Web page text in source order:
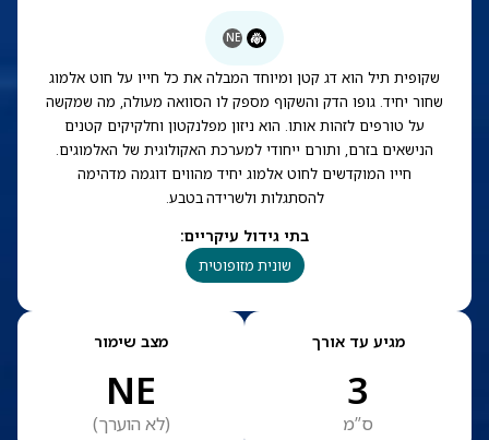
NE
שקופית תיל הוא דג קטן ומיוחד המבלה את כל חייו על חוט אלמוג
שחור יחיד. גופו הדק והשקוף מספק לו הסוואה מעולה, מה שמקשה
על טורפים לזהות אותו. הוא ניזון מפלנקטון וחלקיקים קטנים
הנישאים בזרם, ותורם ייחודי למערכת האקולוגית של האלמוגים.
חייו המוקדשים לחוט אלמוג יחיד מהווים דוגמה מדהימה
להסתגלות ולשרידה בטבע.
בתי גידול עיקריים:
שונית מזופוטית
מגיע עד אורך
3
ס”מ
מצב שימור
NE
(לא הוערך)